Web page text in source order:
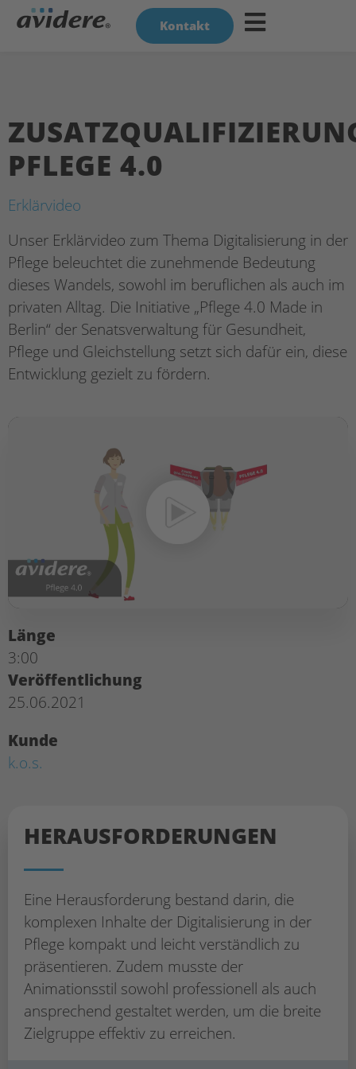
Kontakt
PFLEGE 4.0
Erklärvideo
Unser Erklärvideo zum Thema Digitalisierung in der
Pflege beleuchtet die zunehmende Bedeutung
dieses Wandels, sowohl im beruflichen als auch im
privaten Alltag. Die Initiative „Pflege 4.0 Made in
Berlin“ der Senatsverwaltung für Gesundheit,
Pflege und Gleichstellung setzt sich dafür ein, diese
Entwicklung gezielt zu fördern.
Länge
3:00
Veröffentlichung
25.06.2021
Kunde
k.o.s.
HERAUS­FORDERUNGEN
Eine Herausforderung bestand darin, die
komplexen Inhalte der Digitalisierung in der
Pflege kompakt und leicht verständlich zu
präsentieren. Zudem musste der
Animationsstil sowohl professionell als auch
ansprechend gestaltet werden, um die breite
Zielgruppe effektiv zu erreichen.